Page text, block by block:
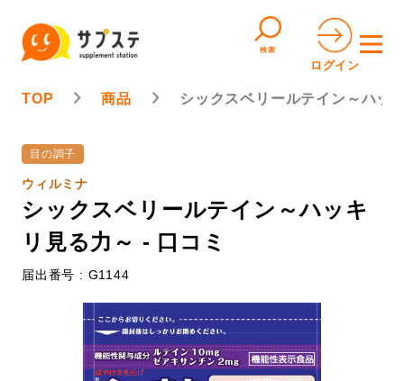
検索
ログイン
TOP 商品 シックスベリールテイン～ハッ
目の調子
ウィルミナ
シックスベリールテイン～ハッキ
リ見る力～ - 口コミ
届出番号 : G1144